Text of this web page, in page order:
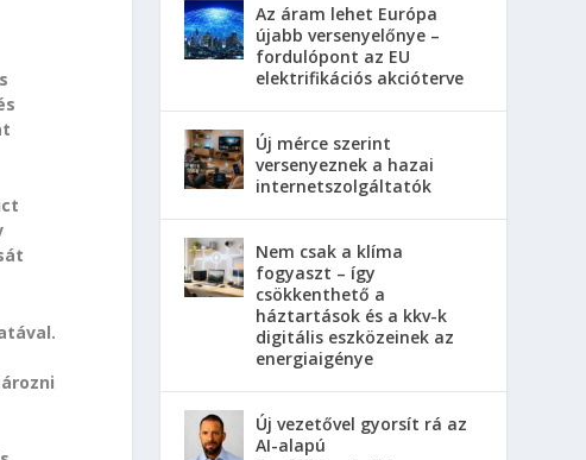
Az áram lehet Európa
újabb versenyelőnye –
fordulópont az EU
elektrifikációs akcióterve
Új mérce szerint
versenyeznek a hazai
internetszolgáltatók
Nem csak a klíma
fogyaszt – így
csökkenthető a
háztartások és a kkv-k
digitális eszközeinek az
energiaigénye
Új vezetővel gyorsít rá az
AI-alapú